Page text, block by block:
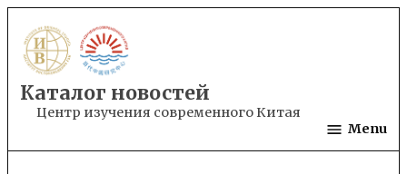
to
content
Каталог новостей
Центр изучения современного Китая
Menu